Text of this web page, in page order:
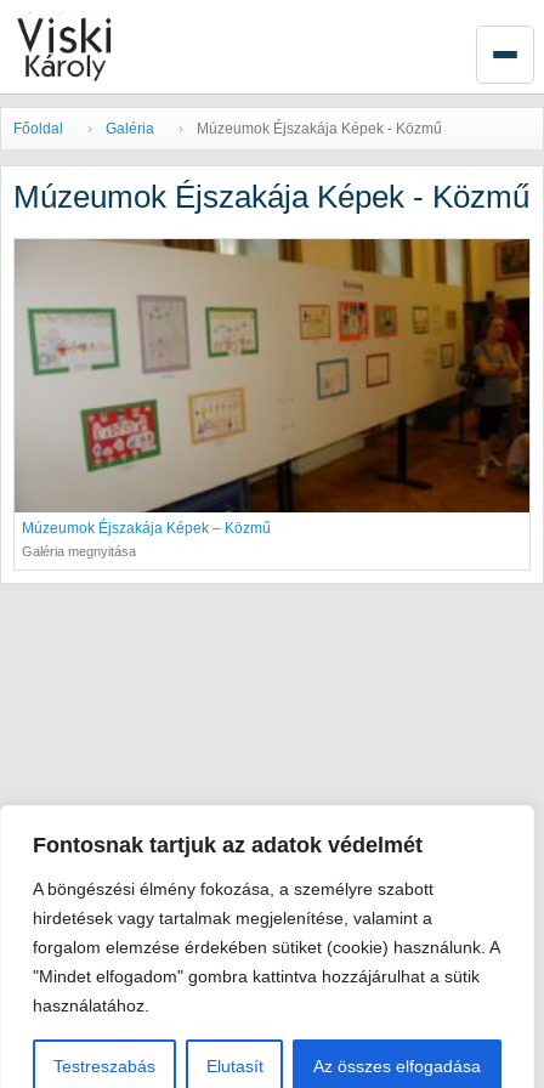
Fontosnak tartjuk az adatok védelmét
A böngészési élmény fokozása, a személyre szabott
hirdetések vagy tartalmak megjelenítése, valamint a
forgalom elemzése érdekében sütiket (cookie) használunk. A
"Mindet elfogadom" gombra kattintva hozzájárulhat a sütik
használatához.
Testreszabás Elutasít Az összes elfogadása
Főoldal Galéria Múzeumok Éjszakája Képek - Közmű
Múzeumok Éjszakája Képek - Közmű
Múzeumok Éjszakája Képek – Közmű
Galéria megnyitása
Viski Károly Múzeum Kalocsa
6300 Kalocsa, Szent István király út 25. · Telefon:
351
© 2026 Viski Károly Múzeum Kalocsa